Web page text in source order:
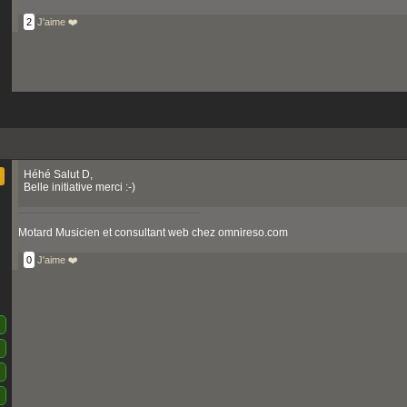
2 J'aime ❤️
Héhé Salut D,
Belle initiative merci :-)
Motard Musicien et consultant web chez omnireso.com
0 J'aime ❤️